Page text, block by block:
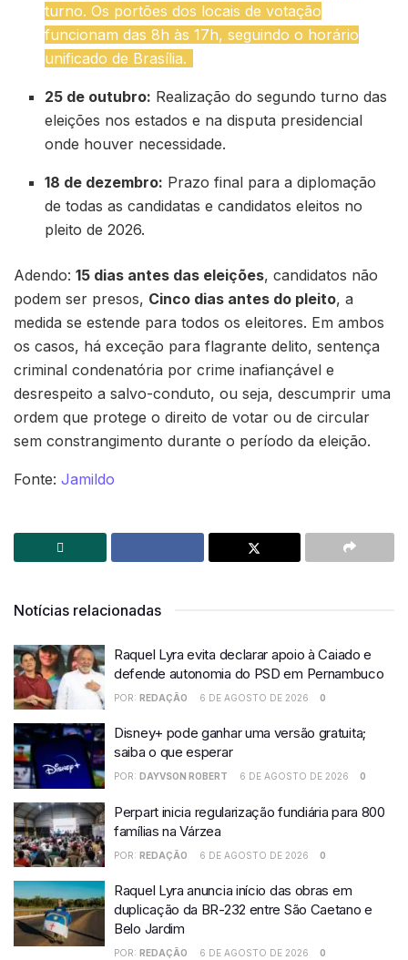
turno. Os portões dos locais de votação
funcionam das 8h às 17h, seguindo o horário
unificado de Brasília.
25 de outubro: Realização do segundo turno das
eleições nos estados e na disputa presidencial
onde houver necessidade.
18 de dezembro: Prazo final para a diplomação
de todas as candidatas e candidatos eleitos no
pleito de 2026.
Adendo: 15 dias antes das eleições, candidatos não
podem ser presos, Cinco dias antes do pleito, a
medida se estende para todos os eleitores. Em ambos
os casos, há exceção para flagrante delito, sentença
criminal condenatória por crime inafiançável e
desrespeito a salvo-conduto, ou seja, descumprir uma
ordem que protege o direito de votar ou de circular
sem constrangimento durante o período da eleição.
Fonte: Jamildo
Notícias relacionadas
Raquel Lyra evita declarar apoio à Caiado e
defende autonomia do PSD em Pernambuco
POR: REDAÇÃO 6 DE AGOSTO DE 2026 0
Disney+ pode ganhar uma versão gratuita;
saiba o que esperar
POR: DAYVSON ROBERT 6 DE AGOSTO DE 2026 0
Perpart inicia regularização fundiária para 800
famílias na Várzea
POR: REDAÇÃO 6 DE AGOSTO DE 2026 0
Raquel Lyra anuncia início das obras em
duplicação da BR-232 entre São Caetano e
Belo Jardim
POR: REDAÇÃO 6 DE AGOSTO DE 2026 0